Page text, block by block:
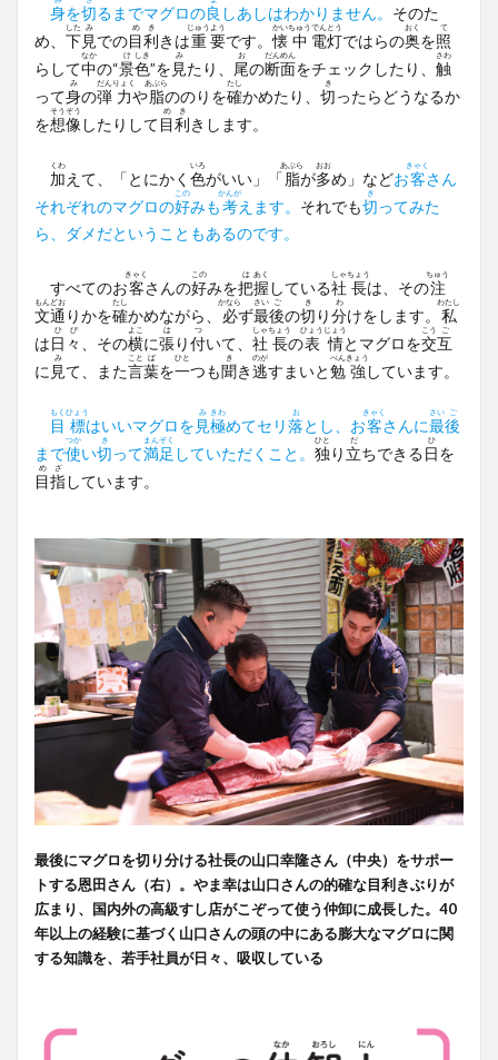
身を切るまでマグロの良 しあしはわかりません。 そのた
め、 下
した
見
み
での目
め
利
き
きは重
じゅう
要
よう
です。懐
かい
中
ちゅう
電
でん
灯
とう
ではらの奥
おく
を照
て
らして中
なか
の“景
け
色
しき
”を 見
み
たり、 尾
お
の断
だん
面
めん
をチェックしたり、 触
さわ
って身
み
の弾
だん
力
りょく
や脂
あぶら
ののりを確
たし
かめたり、 切
き
ったらどうなるか
を想
そう
像
ぞう
したりして目
め
利
き
きします。
加
くわ
えて、「とにかく 色
いろ
がいい」「脂
あぶら
が多
おお
め」などお客
きゃく
さん
それぞれのマグロの好
この
みも考
かんが
えます。 それでも切
き
ってみた
ら、ダメだということもあるのです。
すべてのお客
きゃく
さんの好
この
みを把
は
握
あく
している社
しゃ
長
ちょう
は、その注
ちゅう
文
もん
通
どお
りかを確
たし
かめながら、 必
かなら
ず最
さい
後
ご
の切
き
り分
わ
けをします。 私
わたし
は日
ひ
々
び
、その横
よこ
に張
は
り付
つ
いて、 社
しゃ
長
ちょう
の表
ひょう
情
じょう
とマグロを交
こう
互
ご
に 見
み
て、また言
こと
葉
ば
を一
ひと
つも聞
き
き逃
のが
すまいと勉
べん
強
きょう
しています。
目
もく
標
ひょう
はいいマグロを 見
み
極
きわ
めてセリ落
お
とし、お客
きゃく
さんに最
さい
後
ご
まで使
つか
い切
き
って満
まん
足
ぞく
していただくこと。 独
ひと
り 立
だ
ちできる日
ひ
を
目
め
指
ざ
しています。
最後にマグロを切り分ける社長の山口幸隆さん（中央）をサポー
トする恩田さん（右）。やま幸は山口さんの的確な目利きぶりが
広まり、国内外の高級すし店がこぞって使う仲卸に成長した。40
年以上の経験に基づく山口さんの頭の中にある膨大なマグロに関
する知識を、若手社員が日々、吸収している